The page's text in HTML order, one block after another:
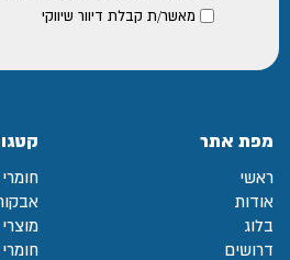
מאשר/ת קבלת דיוור שיווקי
מפת אתר
ראשי
אודות
בלוג
דרושים
חומרי